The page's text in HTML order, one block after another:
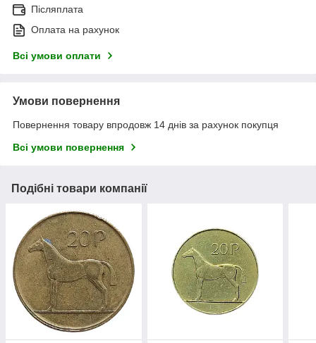
Післяплата
Оплата на рахунок
Всі умови оплати
Умови повернення
Повернення товару впродовж 14 днів за рахунок покупця
Всі умови повернення
Подібні товари компанії